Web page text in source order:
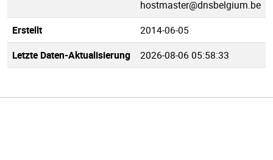
hostmaster@dnsbelgium.be
Erstellt
2014-06-05
Letzte Daten-Aktualisierung
2026-08-06 05:58:33